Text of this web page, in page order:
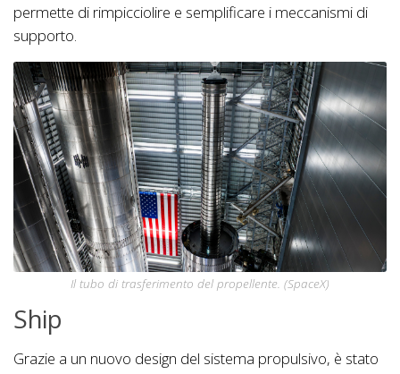
permette di rimpicciolire e semplificare i meccanismi di
supporto.
Il tubo di trasferimento del propellente. (SpaceX)
Ship
Grazie a un nuovo design del sistema propulsivo, è stato